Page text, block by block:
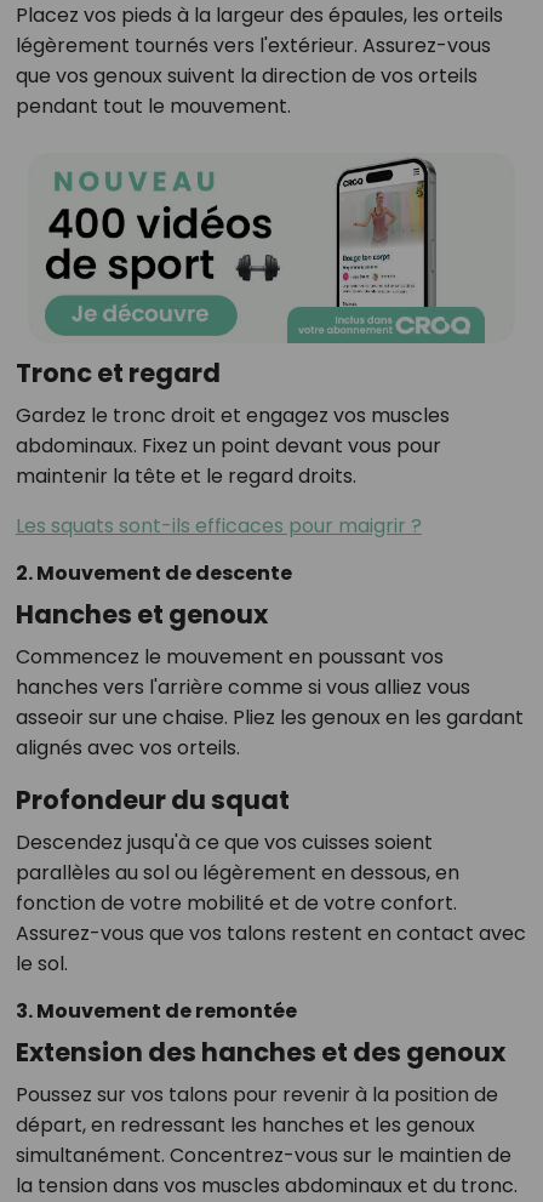
Placez vos pieds à la largeur des épaules, les orteils
légèrement tournés vers l'extérieur. Assurez-vous
que vos genoux suivent la direction de vos orteils
pendant tout le mouvement.
Tronc et regard
Gardez le tronc droit et engagez vos muscles
abdominaux. Fixez un point devant vous pour
maintenir la tête et le regard droits.
Les squats sont-ils efficaces pour maigrir ?
2. Mouvement de descente
Hanches et genoux
Commencez le mouvement en poussant vos
hanches vers l'arrière comme si vous alliez vous
asseoir sur une chaise. Pliez les genoux en les gardant
alignés avec vos orteils.
Profondeur du squat
Descendez jusqu'à ce que vos cuisses soient
parallèles au sol ou légèrement en dessous, en
fonction de votre mobilité et de votre confort.
Assurez-vous que vos talons restent en contact avec
le sol.
3. Mouvement de remontée
Extension des hanches et des genoux
Poussez sur vos talons pour revenir à la position de
départ, en redressant les hanches et les genoux
simultanément. Concentrez-vous sur le maintien de
la tension dans vos muscles abdominaux et du tronc.